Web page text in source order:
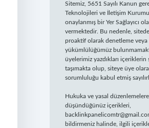
Sitemiz, 5651 Sayılı Kanun
Teknolojileri ve İletişim
onaylanmış bir Yer Sağlayıcı
vermektedir. Bu nedenle,
proaktif olarak denetleme veya
yükümlülüğümüz
üyelerimiz yazdıkları
taşımakta olup, siteye üye
sorumluluğu kabul etmiş
Hukuka ve yasal
düşündüğünüz içerikleri,
bildirmeniz halinde, ilgili